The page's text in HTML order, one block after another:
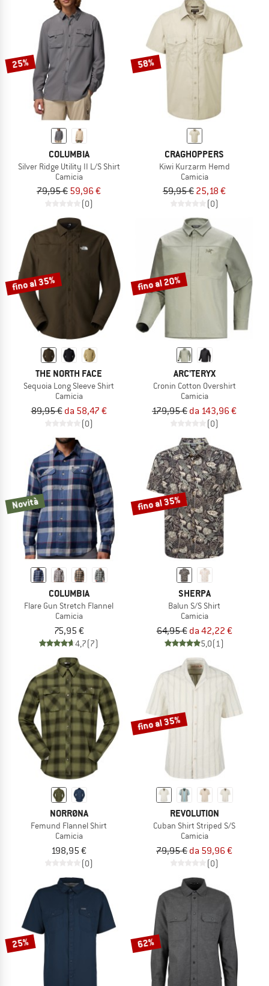
25%
COLUMBIA
Silver Ridge Utility II L/S Shirt
Camicia
79,95 € 59,96 €
(0)
58%
CRAGHOPPERS
Kiwi Kurzarm Hemd
Camicia
59,95 € 25,18 €
(0)
fino al 35%
THE NORTH FACE
Sequoia Long Sleeve Shirt
Camicia
89,95 € da 58,47 €
(0)
fino al 20%
ARC'TERYX
Cronin Cotton Overshirt
Camicia
179,95 € da 143,96 €
(0)
Novità
COLUMBIA
Flare Gun Stretch Flannel
Camicia
75,95 €
4,7(7)
fino al 35%
SHERPA
Balun S/S Shirt
Camicia
64,95 € da 42,22 €
5,0(1)
NORRØNA
Femund Flannel Shirt
Camicia
198,95 €
(0)
fino al 35%
REVOLUTION
Cuban Shirt Striped S/S
Camicia
79,95 € da 59,96 €
(0)
25% 62%